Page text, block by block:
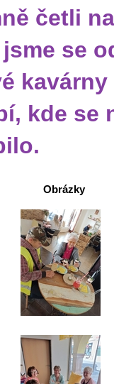
četli
se
kavárny
kde se
Obrázky